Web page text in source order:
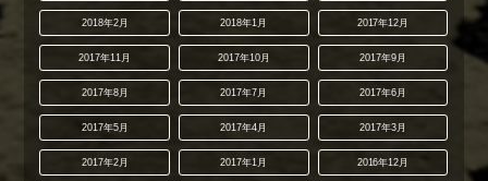
2018年2月 2018年1月 2017年12月
2017年11月 2017年10月 2017年9月
2017年8月 2017年7月 2017年6月
2017年5月 2017年4月 2017年3月
2017年2月 2017年1月 2016年12月